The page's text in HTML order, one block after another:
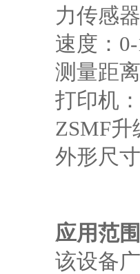
力传感
速度：
测量距
打印机
ZSMF升
外形尺
应用范围
该设备